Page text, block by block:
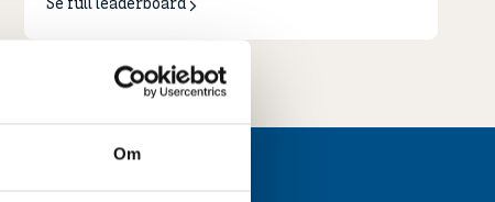
Om
Se full leaderboard